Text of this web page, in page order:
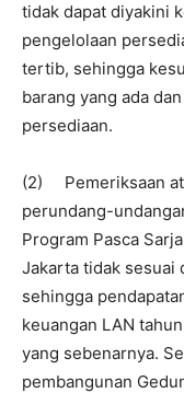
tidak dapat diyakini
pengelolaan
tertib, sehingga
barang yang ada
persediaan.
(2) Pemeriksaan
perundang-
Program Pasca
Jakarta tidak sesuai
sehingga
keuangan LAN
yang sebenarnya.
pembangunan